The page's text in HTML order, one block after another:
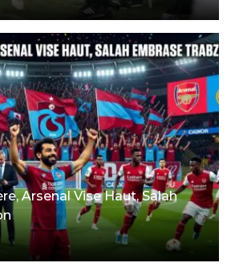
Arsenal Vise Haut, Salah